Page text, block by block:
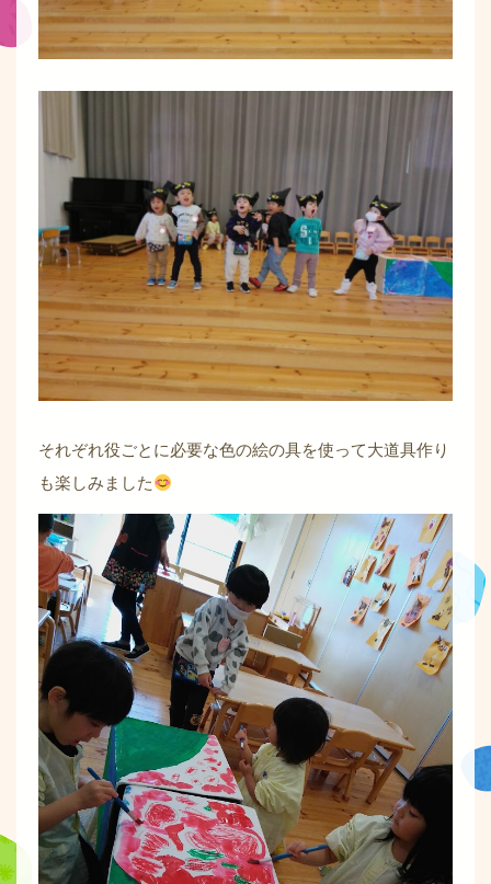
それぞれ役ごとに必要な色の絵の具を使って大道具作り
も楽しみました